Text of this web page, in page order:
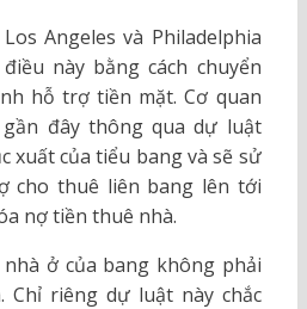
Angeles và Philadelphia
này bằng cách chuyển
hỗ trợ tiền mặt. Cơ quan
đây thông qua dự luật
xuất của tiểu bang và sẽ sử
cho thuê liên bang lên tới
nợ tiền thuê nhà.
nhà ở của bang không phải
Chỉ riêng dự luật này chắc